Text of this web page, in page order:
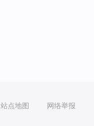
站点地图 网络举报